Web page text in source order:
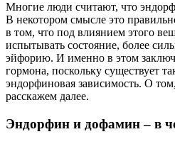
Многие люди считают, что
В некотором смысле это
в том, что под влиянием этого
испытывать состояние, более
эйфорию. И именно в этом
гормона, поскольку существует
эндорфиновая зависимость. О
расскажем далее.
Эндорфин и дофамин – в